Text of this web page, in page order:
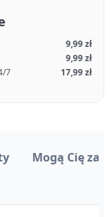
9,99 zł
9,99 zł
7
17,99 zł
Mogą Cię